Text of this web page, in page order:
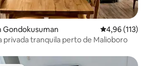
Gondokusuman 4,96 de uma
4,96 (113)
privada tranquila perto de Malioboro